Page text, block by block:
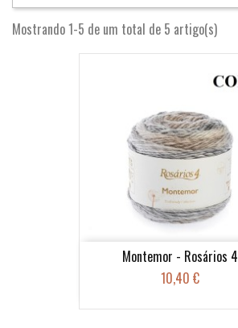
Mostrando 1-5 de um total de 5 artigo(s)
Montemor - Rosários 4
10,40 €